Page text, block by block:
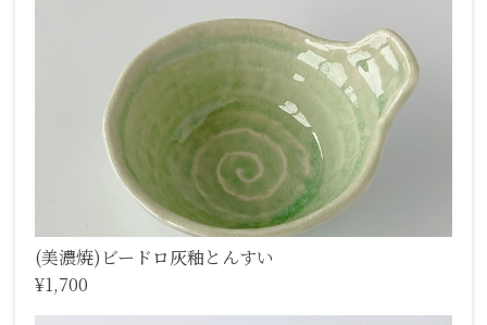
(美濃焼)ビードロ灰釉とんすい
¥1,700